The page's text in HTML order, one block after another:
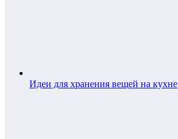
Идеи для хранения вещей на кухне